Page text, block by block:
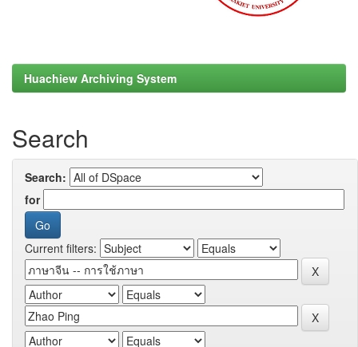
Huachiew Archiving System
Search
Search:
for
Current filters: